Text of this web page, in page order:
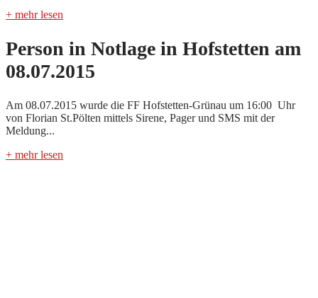
+ mehr lesen
Person in Notlage in Hofstetten am
08.07.2015
Am 08.07.2015 wurde die FF Hofstetten-Grünau um 16:00 Uhr
von Florian St.Pölten mittels Sirene, Pager und SMS mit der
Meldung...
+ mehr lesen